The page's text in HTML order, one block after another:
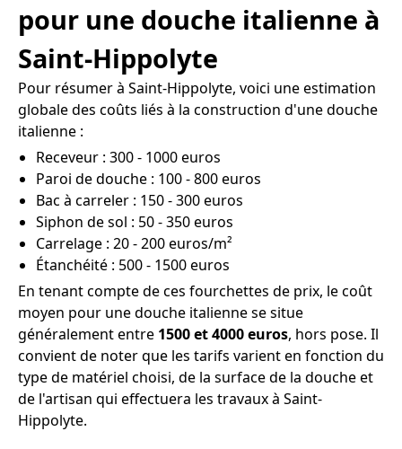
pour une douche italienne à
Saint-Hippolyte
Pour résumer à Saint-Hippolyte, voici une estimation
globale des coûts liés à la construction d'une douche
italienne :
Receveur : 300 - 1000 euros
Paroi de douche : 100 - 800 euros
Bac à carreler : 150 - 300 euros
Siphon de sol : 50 - 350 euros
Carrelage : 20 - 200 euros/m²
Étanchéité : 500 - 1500 euros
En tenant compte de ces fourchettes de prix, le coût
moyen pour une douche italienne se situe
généralement entre 1500 et 4000 euros, hors pose. Il
convient de noter que les tarifs varient en fonction du
type de matériel choisi, de la surface de la douche et
de l'artisan qui effectuera les travaux à Saint-
Hippolyte.